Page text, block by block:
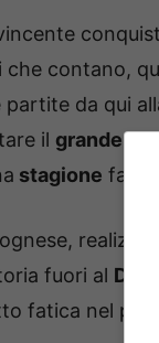
contano,
da qui
il grande
stagione fatta
fuori al
fatica nel